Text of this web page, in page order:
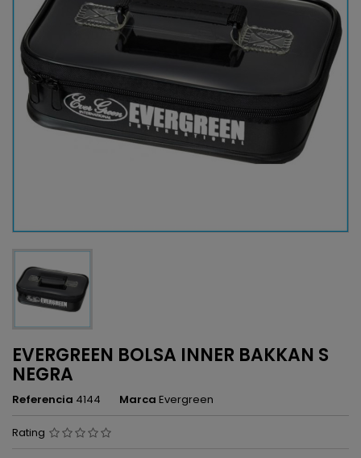
EVERGREEN BOLSA INNER BAKKAN S
NEGRA
Referencia 4144 Marca Evergreen
Rating